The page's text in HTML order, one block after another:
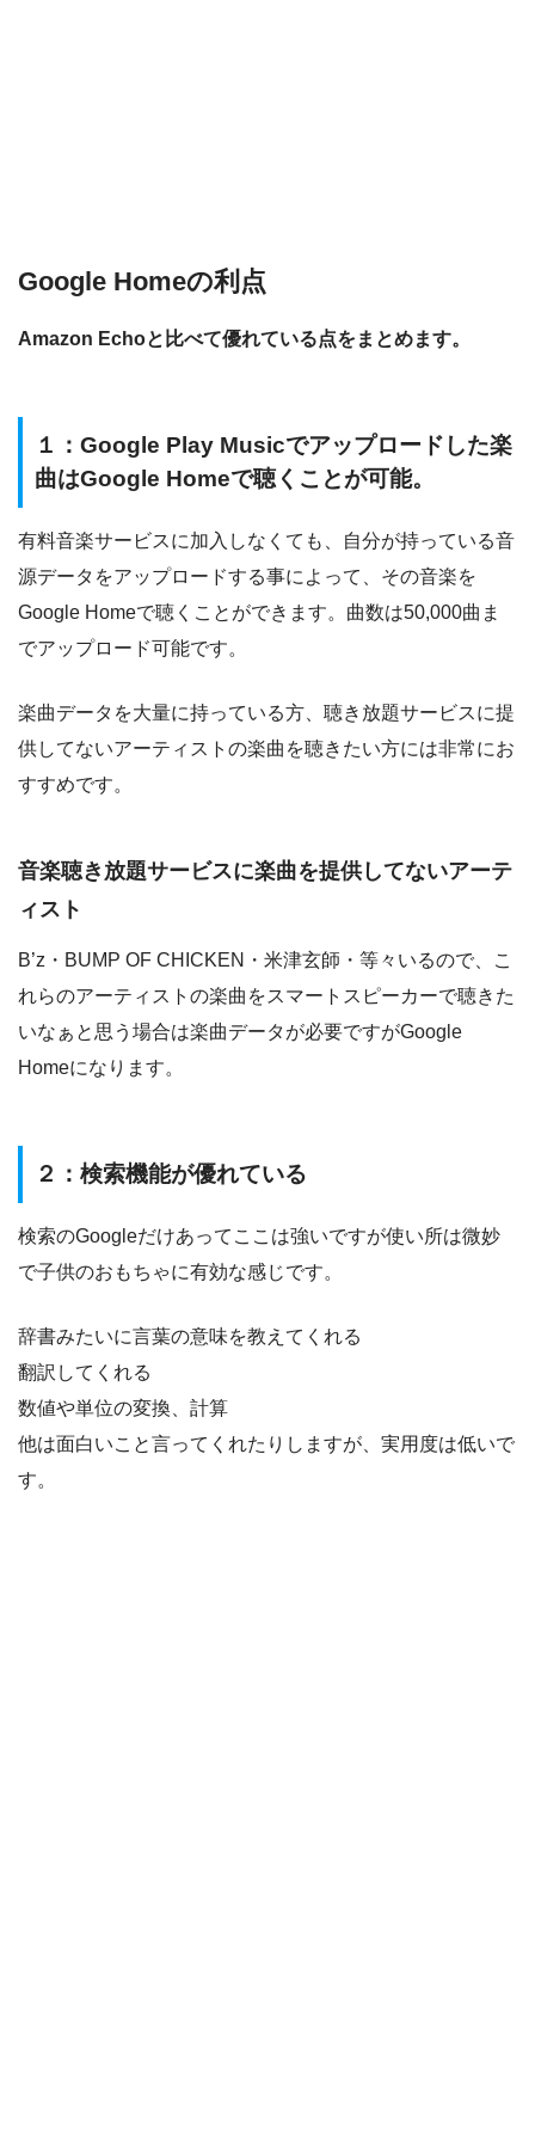
Google Homeの利点
Amazon Echoと比べて優れている点をまとめます。
１：Google Play Musicでアップロードした楽
曲はGoogle Homeで聴くことが可能。
有料音楽サービスに加入しなくても、自分が持っている音
源データをアップロードする事によって、その音楽を
Google Homeで聴くことができます。曲数は50,000曲ま
でアップロード可能です。
楽曲データを大量に持っている方、聴き放題サービスに提
供してないアーティストの楽曲を聴きたい方には非常にお
すすめです。
音楽聴き放題サービスに楽曲を提供してないアーテ
ィスト
B’z・BUMP OF CHICKEN・米津玄師・等々いるので、こ
れらのアーティストの楽曲をスマートスピーカーで聴きた
いなぁと思う場合は楽曲データが必要ですがGoogle
Homeになります。
２：検索機能が優れている
検索のGoogleだけあってここは強いですが使い所は微妙
で子供のおもちゃに有効な感じです。
辞書みたいに言葉の意味を教えてくれる
翻訳してくれる
数値や単位の変換、計算
他は面白いこと言ってくれたりしますが、実用度は低いで
す。